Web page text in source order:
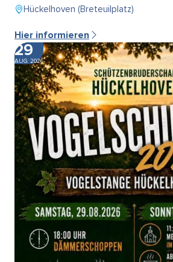
Hückelhoven (Breteuilplatz)
Hier informieren
29
AUG. 2026